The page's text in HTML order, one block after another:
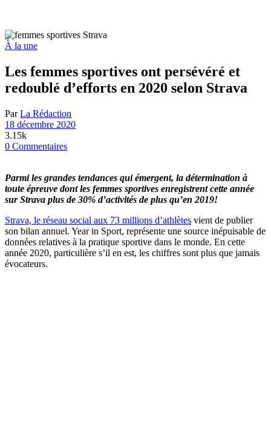
À la une
Les femmes sportives ont persévéré et
redoublé d’efforts en 2020 selon Strava
ParLa Rédaction
18 décembre 2020
3.15k
0 Commentaires
Parmi les grandes tendances qui émergent, la détermination à
toute épreuve dont les femmes sportives enregistrent cette année
sur Strava plus de 30% d’activités de plus qu’en 2019!
Strava, le réseau social aux 73 millions d’athlètes vient de publier
son bilan annuel. Year in Sport, représente une source inépuisable de
données relatives à la pratique sportive dans le monde. En cette
année 2020, particulière s’il en est, les chiffres sont plus que jamais
évocateurs.